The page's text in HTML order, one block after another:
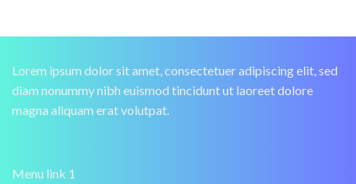
Lorem ipsum dolor sit amet, consectetuer adipiscing elit, sed
diam nonummy nibh euismod tincidunt ut laoreet dolore
magna aliquam erat volutpat.
Menu link 1